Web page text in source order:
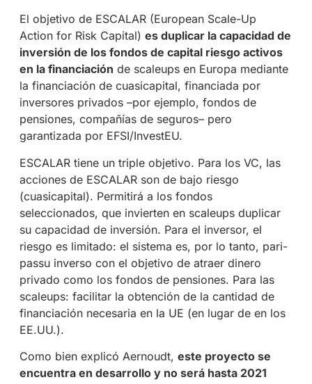
El objetivo de ESCALAR (European Scale-Up
Action for Risk Capital) es duplicar la capacidad de
inversión de los fondos de capital riesgo activos
en la financiación de scaleups en Europa mediante
la financiación de cuasicapital, financiada por
inversores privados –por ejemplo, fondos de
pensiones, compañías de seguros– pero
garantizada por EFSI/InvestEU.
ESCALAR tiene un triple objetivo. Para los VC, las
acciones de ESCALAR son de bajo riesgo
(cuasicapital). Permitirá a los fondos
seleccionados, que invierten en scaleups duplicar
su capacidad de inversión. Para el inversor, el
riesgo es limitado: el sistema es, por lo tanto, pari-
passu inverso con el objetivo de atraer dinero
privado como los fondos de pensiones. Para las
scaleups: facilitar la obtención de la cantidad de
financiación necesaria en la UE (en lugar de en los
EE.UU.).
Como bien explicó Aernoudt, este proyecto se
encuentra en desarrollo y no será hasta 2021